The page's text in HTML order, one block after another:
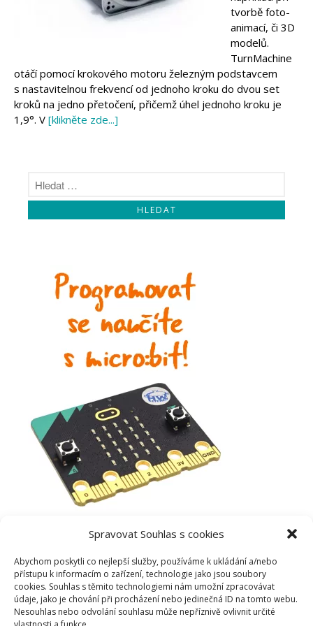
Spravovat Souhlas s cookies
Abychom poskytli co nejlepší služby, používáme k ukládání a/nebo
přístupu k informacím o zařízení, technologie jako jsou soubory
cookies. Souhlas s těmito technologiemi nám umožní zpracovávat
údaje, jako je chování při procházení nebo jedinečná ID na tomto webu.
Nesouhlas nebo odvolání souhlasu může nepříznivě ovlivnit určité
Makeblock
tvorbě foto-
animací, či 3D
modelů.
TurnMachine
otáčí pomocí krokového motoru železným podstavcem
s nastavitelnou frekvencí od jednoho kroku do dvou set
kroků na jedno přetočení, přičemž úhel jednoho kroku je
1,9°. V [klikněte zde...]